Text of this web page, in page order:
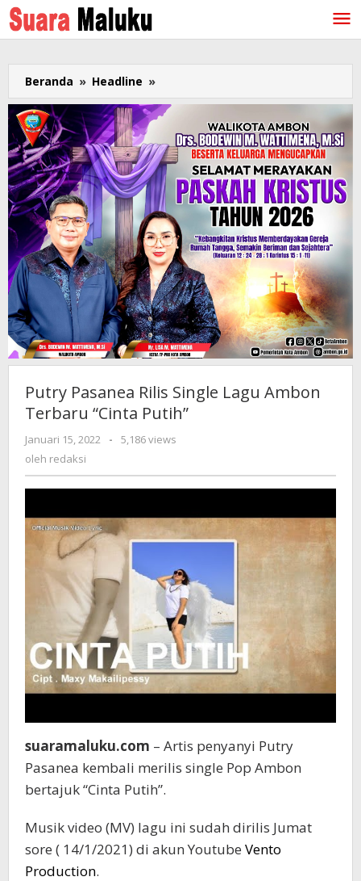
Lewati
ke
konten
Beranda » Headline »
Pasanea
Rilis
Single
Lagu
Ambon
Terbaru
“Cinta
Putih”
Putry Pasanea Rilis Single Lagu Ambon
Terbaru “Cinta Putih”
Januari 15, 2022
oleh
-
5,186 views
oleh redaksi
suaramaluku.com – Artis penyanyi Putry
Pasanea kembali merilis single Pop Ambon
bertajuk “Cinta Putih”.
Musik video (MV) lagu ini sudah dirilis Jumat
sore ( 14/1/2021) di akun Youtube Vento
Production.